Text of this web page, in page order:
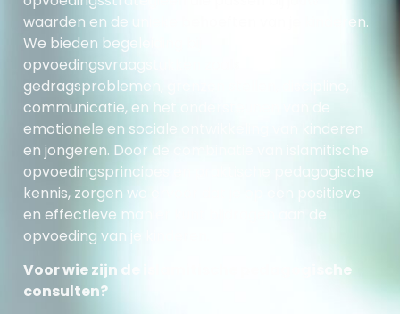
waarden en de unieke behoeften van je kinderen.
We bieden begeleiding bij
opvoedingsvraagstukken zoals
gedragsproblemen, grenzen stellen, discipline,
communicatie, en het ondersteunen van de
emotionele en sociale ontwikkeling van kinderen
en jongeren. Door de combinatie van islamitische
opvoedingsprincipes en praktische pedagogische
kennis, zorgen we ervoor dat je op een positieve
en effectieve manier kunt bijdragen aan de
opvoeding van je kinderen.
Voor wie zijn de islamitische pedagogische
consulten?